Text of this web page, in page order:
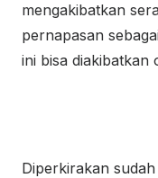
mengakibatkan
pernapasan
ini bisa diakibatkan
Diperkirakan